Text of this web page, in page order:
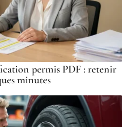
permis PDF : retenir
minutes